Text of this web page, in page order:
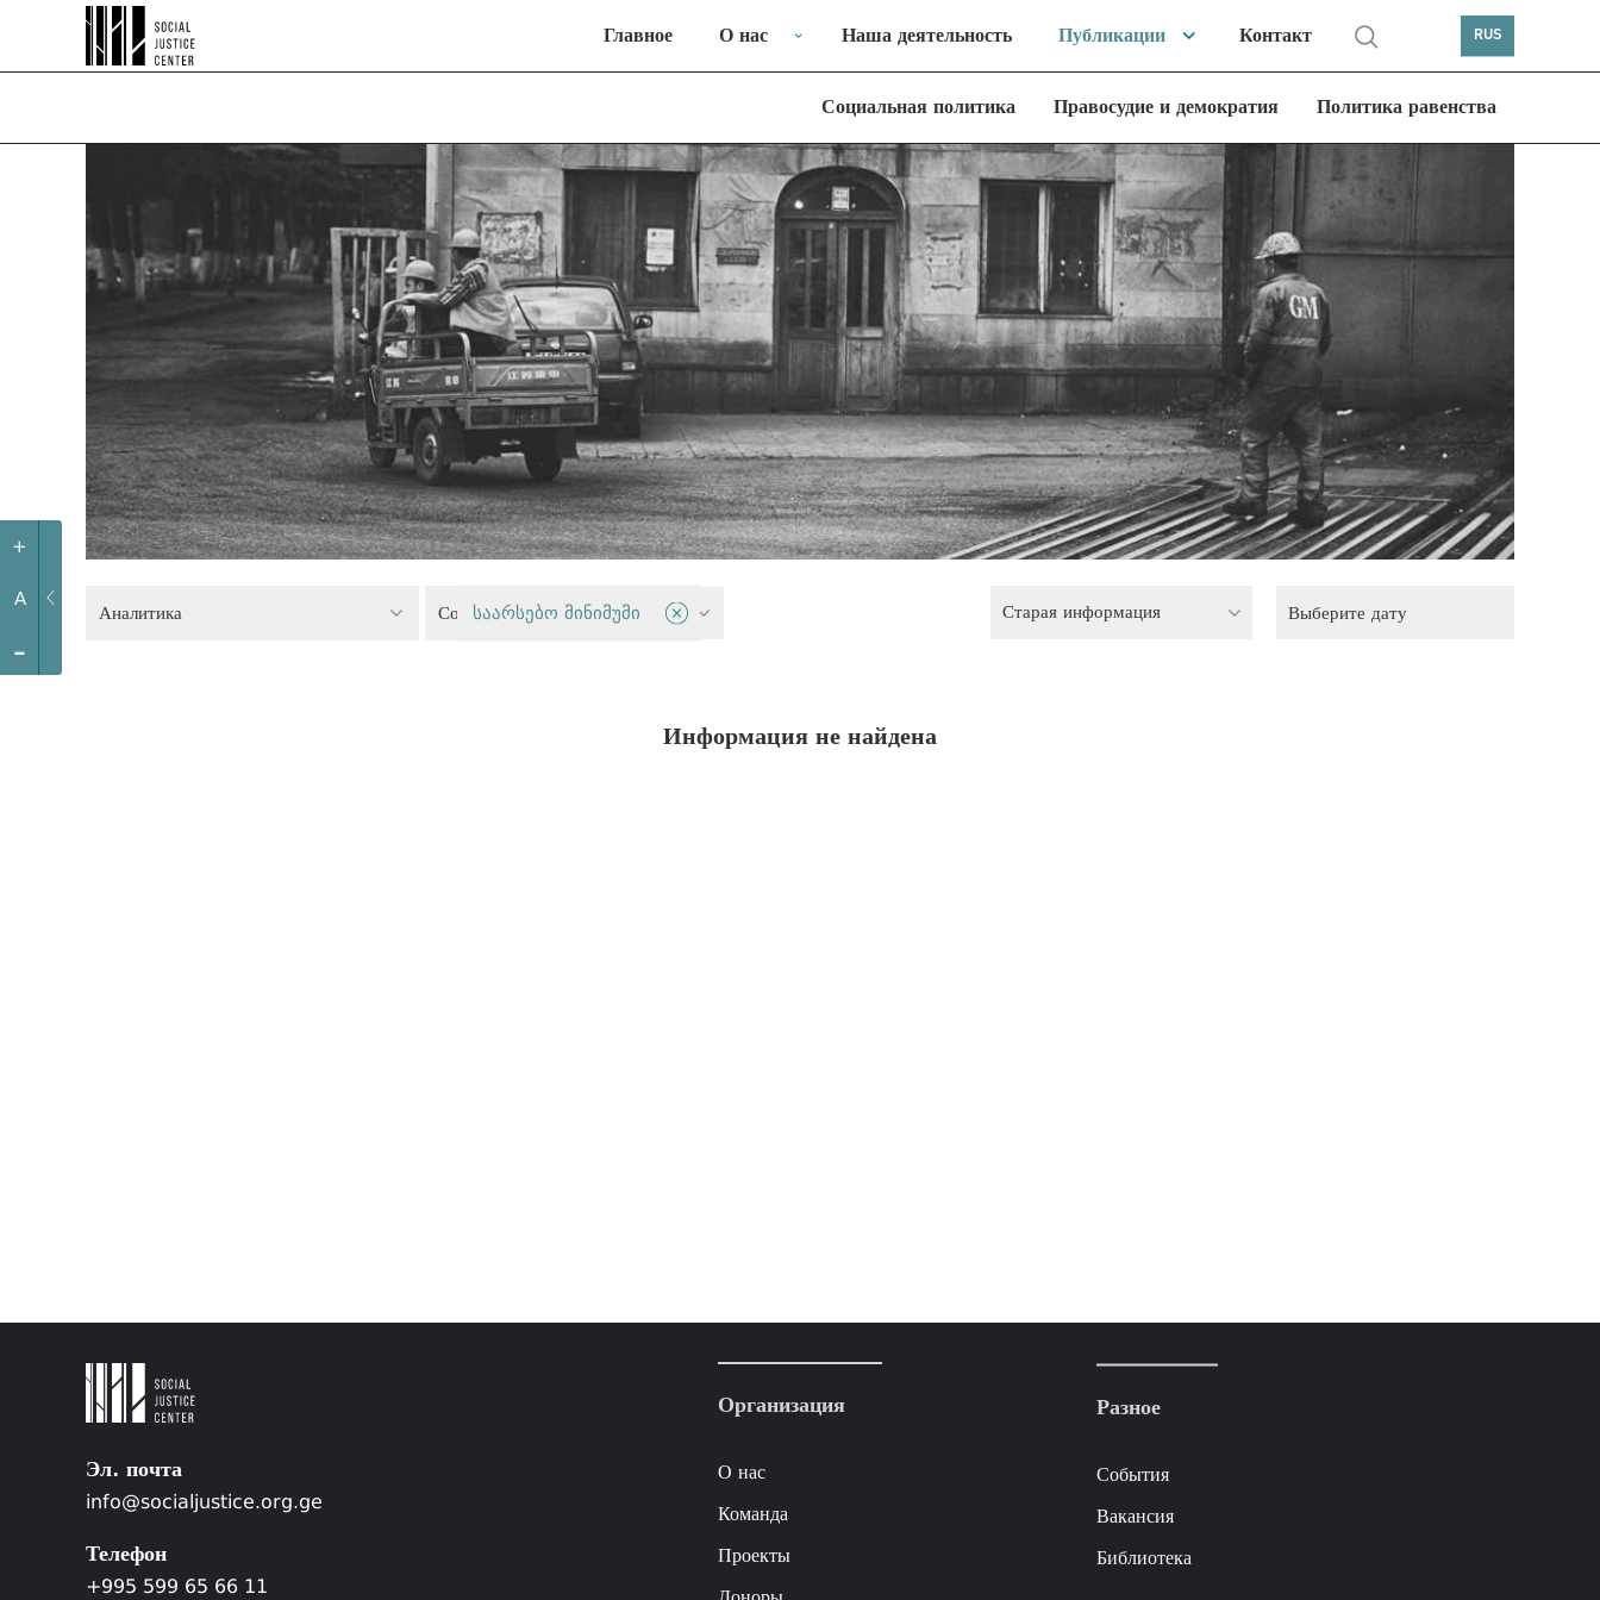
+
A
-
Главное О нас Наша деятельность Публикации Контакт RUS
Социальная политика Правосудие и демократия Политика равенства
Аналитика Социальная политика
საარსებო მინიმუმი Старая информация
Информация не найдена
Эл. почта
info@socialjustice.org.ge
Телефон
+995 599 65 66 11
Организация
О нас
Команда
Проекты
Разное
События
Вакансия
Библиотека